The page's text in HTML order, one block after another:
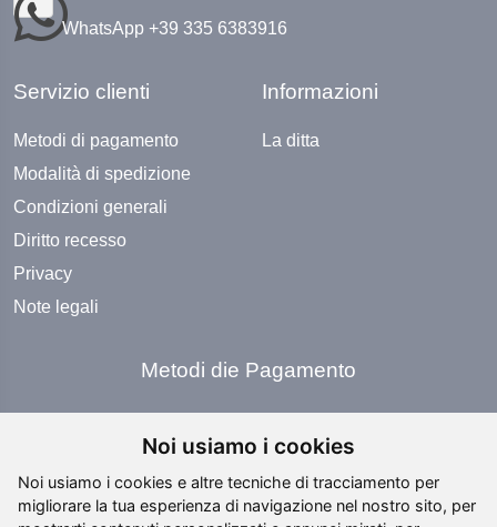
Noi usiamo i cookies
Noi usiamo i cookies e altre tecniche di tracciamento per
migliorare la tua esperienza di navigazione nel nostro sito, per
WhatsApp +39 335 6383916
Servizio clienti
Metodi di pagamento
Modalità di spedizione
Condizioni generali
Diritto recesso
Privacy
Note legali
Informazioni
La ditta
Metodi die Pagamento
Social Media